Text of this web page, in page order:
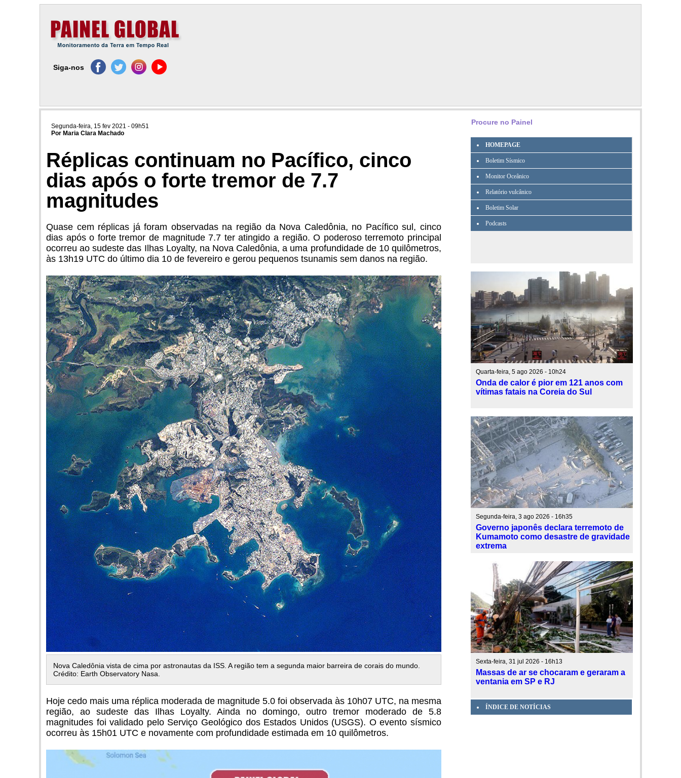
Siga-nos
Segunda-feira, 15 fev 2021 - 09h51
Por Maria Clara Machado
Réplicas continuam no Pacífico, cinco
dias após o forte tremor de 7.7
magnitudes
Quase cem réplicas já foram observadas na região da Nova Caledônia, no Pacífico sul, cinco
dias após o forte tremor de magnitude 7.7 ter atingido a região. O poderoso terremoto principal
ocorreu ao sudeste das Ilhas Loyalty, na Nova Caledônia, a uma profundidade de 10 quilômetros,
às 13h19 UTC do último dia 10 de fevereiro e gerou pequenos tsunamis sem danos na região.
Nova Caledônia vista de cima por astronautas da ISS. A região tem a segunda maior barreira de corais do mundo.
Crédito: Earth Observatory Nasa.
Hoje cedo mais uma réplica moderada de magnitude 5.0 foi observada às 10h07 UTC, na mesma
região, ao sudeste das Ilhas Loyalty. Ainda no domingo, outro tremor moderado de 5.8
magnitudes foi validado pelo Serviço Geológico dos Estados Unidos (USGS). O evento sísmico
ocorreu às 15h01 UTC e novamente com profundidade estimada em 10 quilômetros.
Procure no Painel
HOMEPAGE
Boletim Sísmico
Monitor Oceânico
Relatório vulcânico
Boletim Solar
Podcasts
Quarta-feira, 5 ago 2026 - 10h24
Onda de calor é pior em 121 anos com
vítimas fatais na Coreia do Sul
Segunda-feira, 3 ago 2026 - 16h35
Governo japonês declara terremoto de
Kumamoto como desastre de gravidade
extrema
Sexta-feira, 31 jul 2026 - 16h13
Massas de ar se chocaram e geraram a
ventania em SP e RJ
ÍNDICE DE NOTÍCIAS